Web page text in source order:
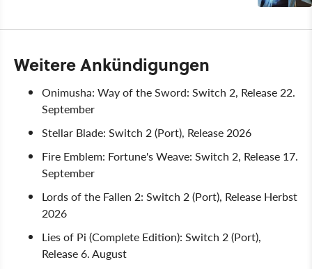
Weitere Ankündigungen
Onimusha: Way of the Sword: Switch 2, Release 22.
September
Stellar Blade: Switch 2 (Port), Release 2026
Fire Emblem: Fortune's Weave: Switch 2, Release 17.
September
Lords of the Fallen 2: Switch 2 (Port), Release Herbst
2026
Lies of Pi (Complete Edition): Switch 2 (Port),
Release 6. August